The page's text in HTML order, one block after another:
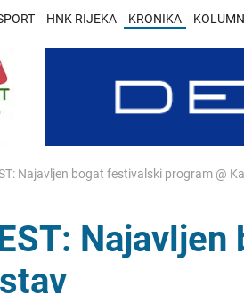
HNK RIJEKA KRONIKA
Najavljen bogat festivalski program @